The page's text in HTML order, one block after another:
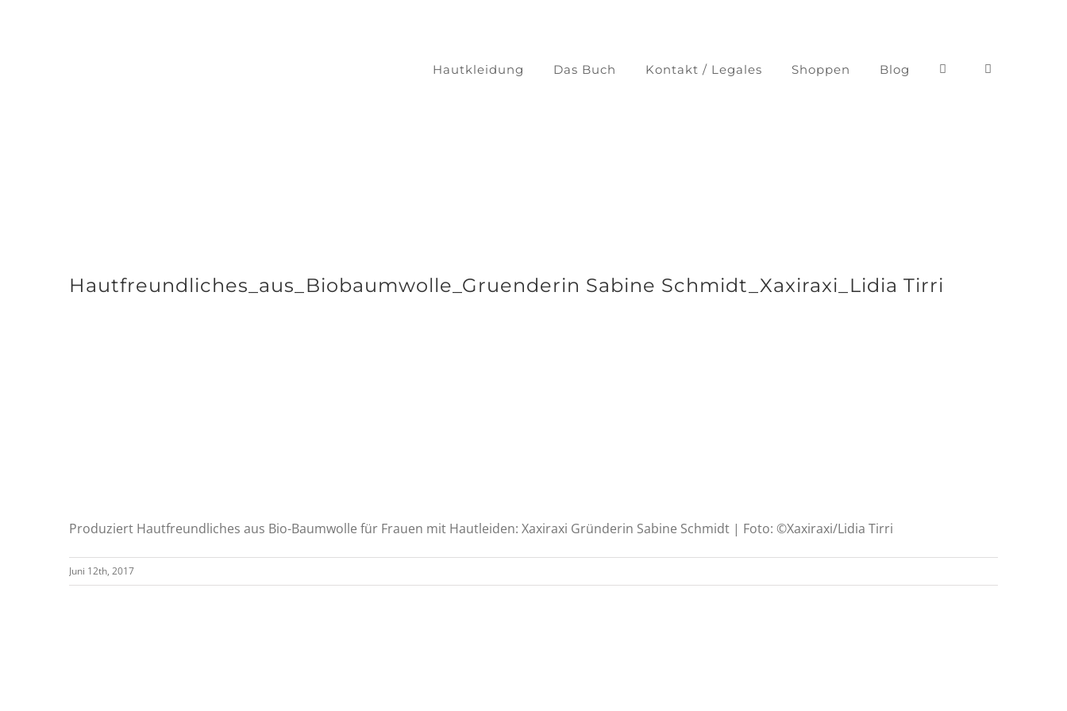
Hautkleidung Das Buch Kontakt / Legales Shoppen Blog
Hautfreundliches_aus_Biobaumwolle_Gruenderin Sabine Schmidt_Xaxiraxi_Lidia Tirri
Produziert Hautfreundliches aus Bio-Baumwolle für Frauen mit Hautleiden: Xaxiraxi Gründerin Sabine Schmidt | Foto: ©Xaxiraxi/Lidia Tirri
Juni 12th, 2017